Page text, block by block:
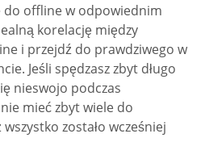
do offline w odpowiednim
korelację między
i przejdź do prawdziwego w
Jeśli spędzasz zbyt długo
nieswojo podczas
mieć zbyt wiele do
zostało wcześniej